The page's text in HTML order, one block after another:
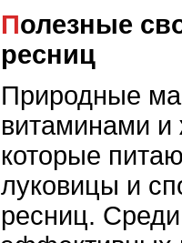
Полезные свойства масел для
ресниц
Природные
витаминами
которые
луковицы и
ресниц.